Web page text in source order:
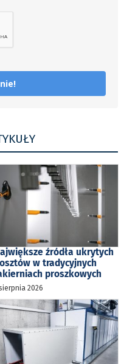
źródła ukrytych
w tradycyjnych
proszkowych
2026